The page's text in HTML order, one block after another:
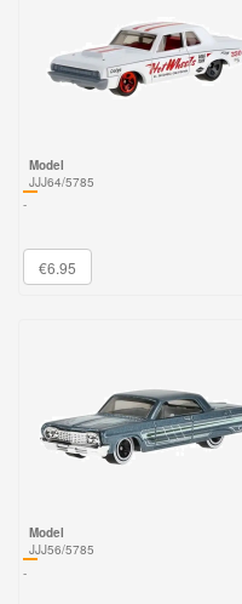
Model
JJJ64/5785
-
€6.95
Model
JJJ56/5785
-